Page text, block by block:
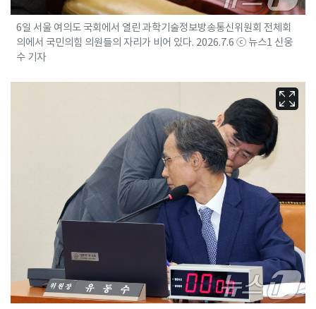
6일 서울 여의도 국회에서 열린 과학기술정보방송통신위원회 전체회
의에서 국민의힘 의원들의 자리가 비어 있다. 2026.7.6 ⓒ 뉴스1 신웅
수 기자